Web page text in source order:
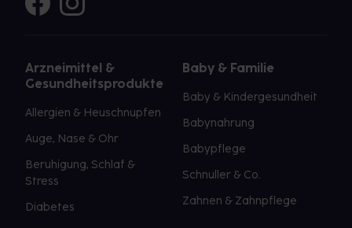
Arzneimittel &
Gesundheitsprodukte
Allergien & Heuschnupfen
Auge, Nase & Ohr
Beruhigung, Schlaf &
Stress
Diabetes
Baby & Familie
Baby & Kindergesundheit
Babynahrung
Babypflege
Schnuller & Co.
Zahnen & Zahnpflege